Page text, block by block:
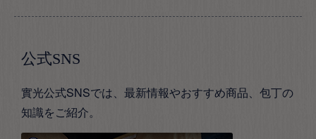
公式SNS
實光公式SNSでは、最新情報やおすすめ商品、包丁の
知識をご紹介。